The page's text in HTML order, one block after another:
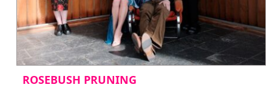
ROSEBUSH PRUNING